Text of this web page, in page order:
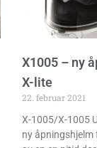
X1005 – ny
X-lite
22. februar 2021
X-1005/X-1005
ny åpningshjelm